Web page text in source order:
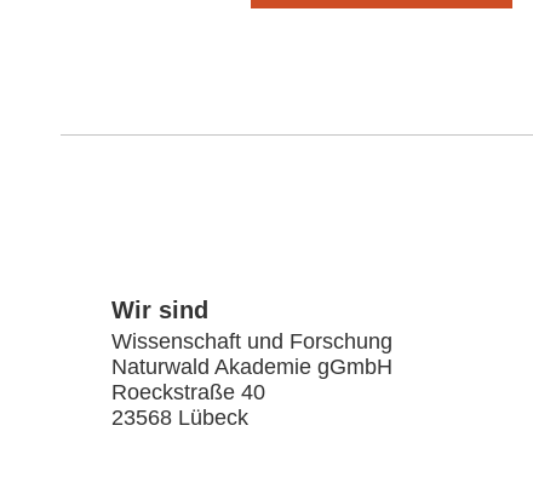
Wir sind
Wissenschaft und Forschung
Naturwald Akademie gGmbH
Roeckstraße 40
23568 Lübeck